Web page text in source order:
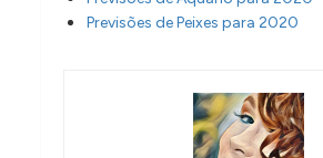
Previsões de Peixes para 2020